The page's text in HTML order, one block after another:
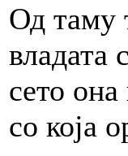
Од таму
владата
сето
со која